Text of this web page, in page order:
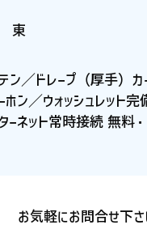
東
／ドレープ（厚手）
ン／ウォッシュレット
ーネット常時接続 無料
お気軽にお問合せ下さ